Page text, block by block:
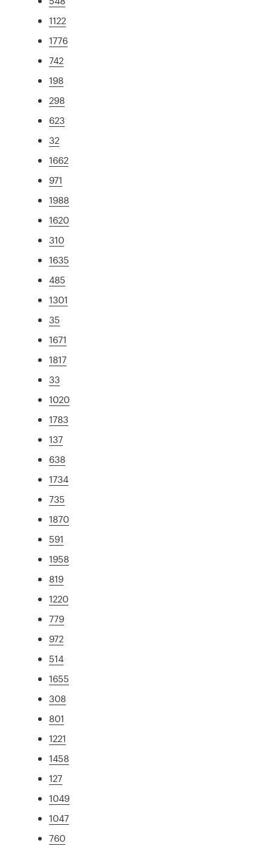
1122
1776
742
198
298
623
32
1662
971
1988
1620
310
1635
485
1301
35
1671
1817
33
1020
1783
137
638
1734
735
1870
591
1958
819
1220
779
972
514
1655
308
801
1221
1458
127
1049
1047
760